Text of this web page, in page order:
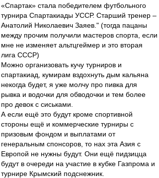
«Спартак» стала победителем футбольного
турнира Спартакиады УССР. Старший тренер –
Анатолий Николаевич Заяев." (тогда пацаны
между прочим получили мастеров спорта, если
мне не изменяет альтцгеймер и это вторая
лига СССР)
Можно организовать кучу турниров и
спартакиад, кумирам вздохнуть дым кальяна
некогда будет, я уже молчу про пивка для
рывка и водочки для обводочки и тем более
про девок с сиськами.
А если ещё это будут кроме спортивной
стороны ещё и коммерческие турниры с
призовым фондом и выплатами от
генеральным спонсоров, то нах эта Азия с
Европой не нужны будут. Они ещё пидзицца
будут в очереди на участие в кубке Газпрома и
турнире Крымский подснежник.